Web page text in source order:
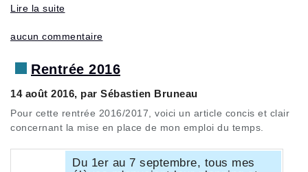
Lire la suite
aucun commentaire
Rentrée 2016
14 août 2016, par Sébastien Bruneau
Pour cette rentrée 2016/2017, voici un article concis et clair
concernant la mise en place de mon emploi du temps.
Du 1er au 7 septembre, tous mes